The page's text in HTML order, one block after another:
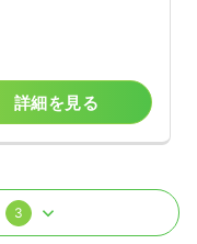
詳細を見る
3